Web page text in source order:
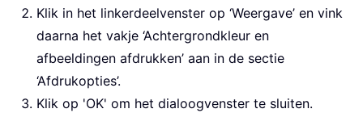
Klik in het linkerdeelvenster op ‘Weergave’ en vink
daarna het vakje ‘Achtergrondkleur en
afbeeldingen afdrukken’ aan in de sectie
‘Afdrukopties’.
Klik op 'OK' om het dialoogvenster te sluiten.